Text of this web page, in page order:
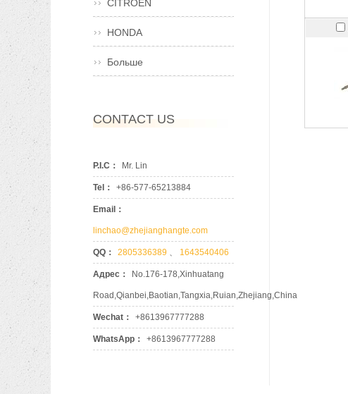
CITROEN
HONDA
Больше
CONTACT US
P.I.C： Mr. Lin
Tel： +86-577-65213884
Email：
linchao@zhejianghangte.com
QQ： 2805336389 、 1643540406
Адрес： No.176-178,Xinhuatang
Road,Qianbei,Baotian,Tangxia,Ruian,Zhejiang,China
Wechat： +8613967777288
WhatsApp： +8613967777288